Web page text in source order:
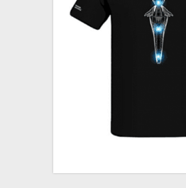
XZONE CLUB